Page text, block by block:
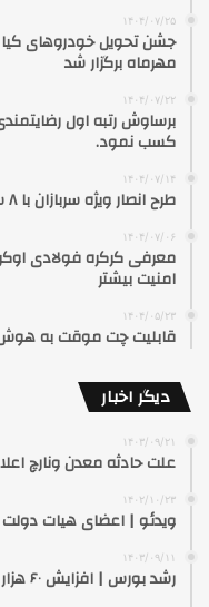
۱۴۰۴/۰۷/۲۵
جشن تحویل خودروهای
مهرماه برگزار شد
۱۴۰۴/۰۷/۲۲
برساوش رتبه اول
کسب نمود.
۱۴۰۴/۰۷/۱۴
طرح انصار ویژه سربازان با ۸ سال غیبت/محل ثبت نام
۱۴۰۴/۰۷/۰۶
امنیت بیشتر
۱۴۰۴/۰۵/۲۳
قابلیت چت موقت به
دیگر اخبار
۱۴۰۳/۰۹/۲۱
علت حادثه معدن ونارچ
۱۴۰۲/۱۰/۲۳
ویدئو | اعضای هیات دولت
۱۴۰۳/۰۹/۱۱
رشد بورس | افزایش ۶۰ هزار و ۹۵۸ واحدی شاخص کل